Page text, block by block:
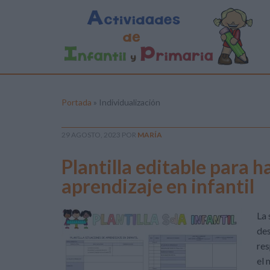
Portada » Individualización
29 AGOSTO, 2023 POR MARÍA
Plantilla editable para
aprendizaje en infantil
el